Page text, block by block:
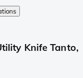
Knife Tanto,